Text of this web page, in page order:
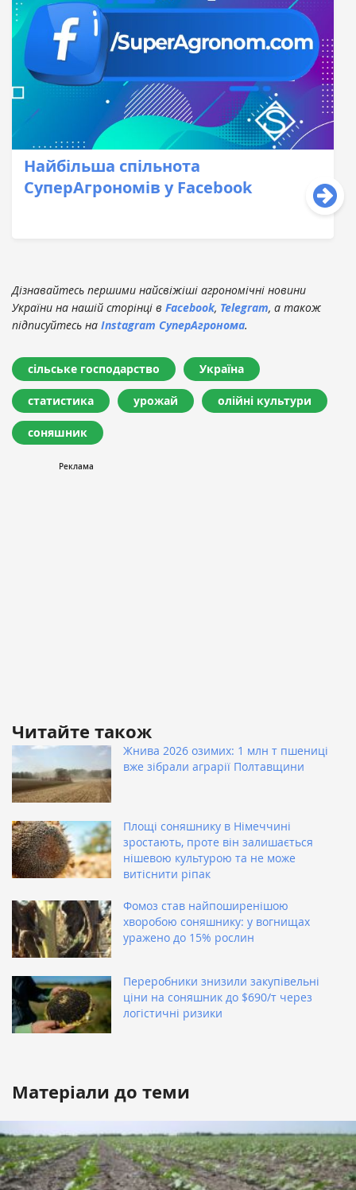
Найбільша спільнота
СуперАгрономів у Facebook
Дізнавайтесь першими найсвіжіші агрономічні новини
України на нашій сторінці в Facebook, Telegram, а також
підписуйтесь на Instagram СуперАгронома.
сільське господарство Україна
статистика урожай олійні культури
соняшник
Читайте також
Жнива 2026 озимих: 1 млн т пшениці
вже зібрали аграрії Полтавщини
Площі соняшнику в Німеччині
зростають, проте він залишається
нішевою культурою та не може
витіснити ріпак
Фомоз став найпоширенішою
хворобою соняшнику: у вогнищах
уражено до 15% рослин
Переробники знизили закупівельні
ціни на соняшник до $690/т через
логістичні ризики
Матеріали до теми